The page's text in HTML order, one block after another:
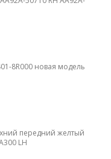
8R000 новая модель
передний желтый
LH